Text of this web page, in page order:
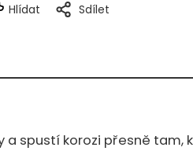
Hlídat Sdílet
a spustí korozi přesně tam,